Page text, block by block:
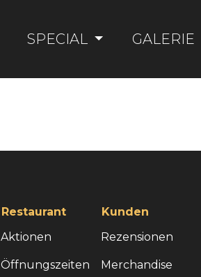
SPECIAL GALERIE
Restaurant
Aktionen
Öffnungszeiten
Kunden
Rezensionen
Merchandise